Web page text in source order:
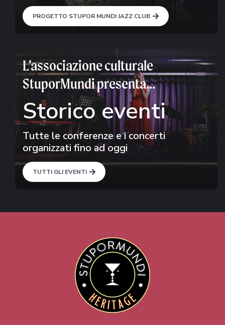
PROGETTO STUPOR MUNDI JAZZ CLUB
L’associazione culturale
StuporMundi presenta…
Storico eventi
Tutte le conferenze e i concerti
organizzati fino ad oggi
TUTTI GLI EVENTI